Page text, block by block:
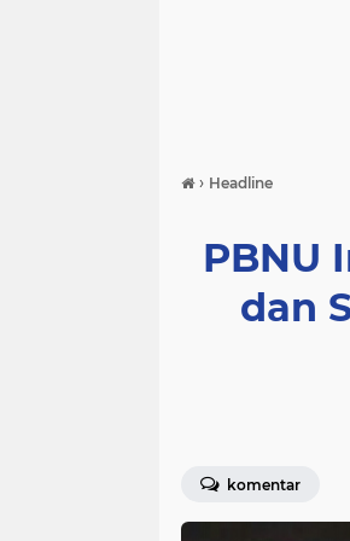
› Headline
PBNU
dan
komentar